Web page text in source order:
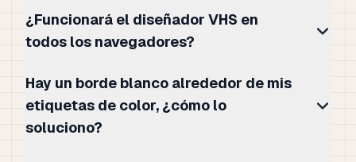
¿Funcionará el diseñador VHS en
todos los navegadores?
Hay un borde blanco alrededor de mis
etiquetas de color, ¿cómo lo
soluciono?